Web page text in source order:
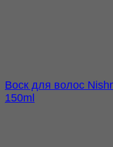
Воск для волос
150ml